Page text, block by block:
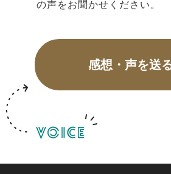
の声をお聞かせください。
感想・声を送